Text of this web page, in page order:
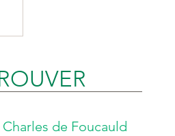
de Foucauld